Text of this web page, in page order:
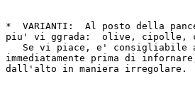
*  VARIANTI:  Al posto della
piu' vi ggrada:  olive, cipolle,
Se vi piace, e' consigliabile
immediatamente prima di
dall'alto in maniera irregolare.